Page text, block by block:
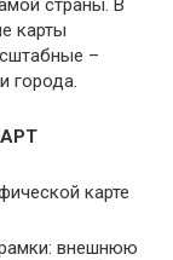
страны. В
карты
–
города.
карте
внешнюю